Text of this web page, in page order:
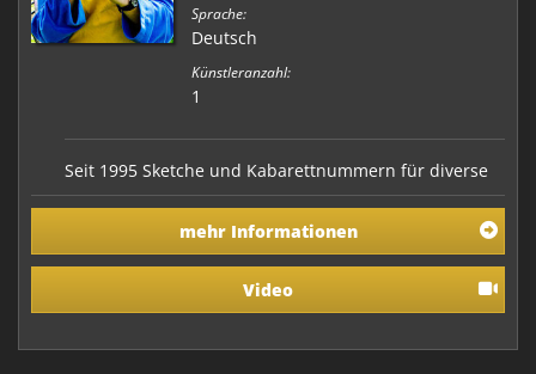
Sprache:
Deutsch
Künstleranzahl:
1
Seit 1995 Sketche und Kabarettnummern für diverse
Fernsehproduktionen u.a. „Sketchup“, „RTL Samstag
Nacht“, „Die Wochenshow“. Seit 1996 Veröffentlichung
von Kurzgeschichten in verschiedenen
Literaturzeitschriften, Lesungen in Berlin. Seit 1997
Bühnen und Radiotexte für die Kabarettisten Chris…
mehr Informationen
Video